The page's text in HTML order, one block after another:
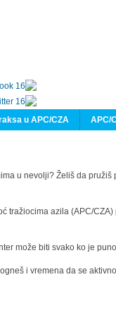
APC/
u APC/CZA
u nevolji? Želiš da
tražiocima azila (APC/
može biti svako ko je
i vremena da se